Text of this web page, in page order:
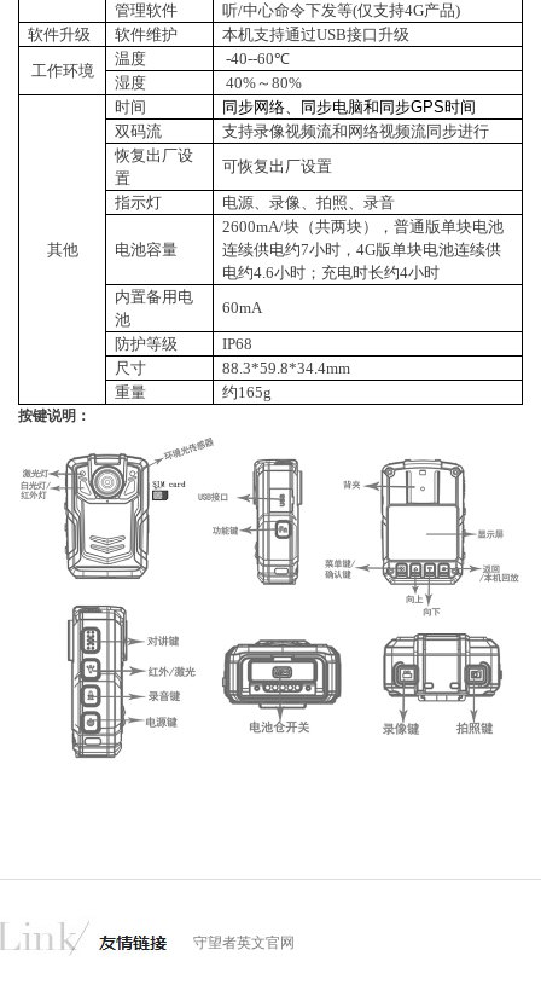
管理软件
听/中心命令下发等(仅支持4G产品)
软件升级
软件维护
本机支持通过USB接口升级
工作环境
温度
-40--60℃
湿度
40%～80%
其他
时间 同步网络、同步电脑和同步GPS时间
双码流
支持录像视频流和网络视频流同步进行
恢复出厂设
置
可恢复出厂设置
指示灯
电源、录像、拍照、录音
电池容量
2600mA/块（共两块），普通版单块电池
连续供电约7小时，4G版单块电池连续供
电约4.6小时；充电时长约4小时
内置备用电
池
60mA
防护等级
IP68
尺寸
88.3*59.8*34.4mm
重量
约165g
按键说明：
守望者英文官网